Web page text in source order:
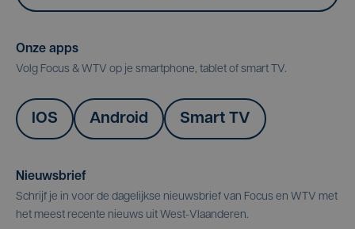
Onze apps
Volg Focus & WTV op je smartphone, tablet of smart TV.
IOS Android Smart TV
Nieuwsbrief
Schrijf je in voor de dagelijkse nieuwsbrief van Focus en WTV met
het meest recente nieuws uit West-Vlaanderen.